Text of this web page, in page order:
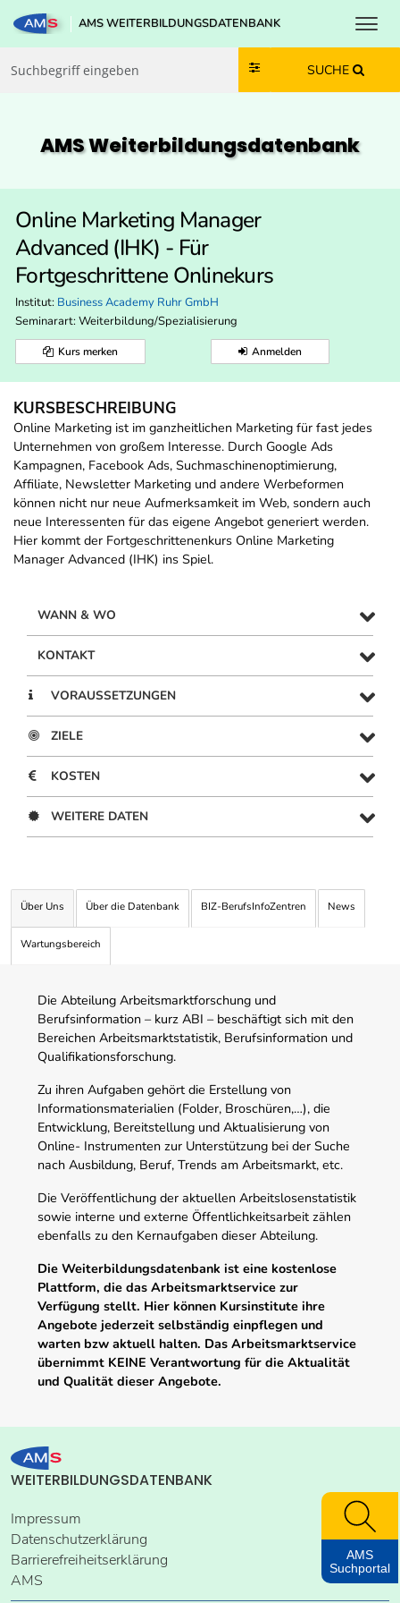
Zum Inhalt springen
Zum Navmenü springen
Zur Suche springen
Zur Footer springen
AMS WEITERBILDUNGSDATENBANK
SUCHE
AMS Weiterbildungs­datenbank
Online Marketing Manager
Advanced (IHK) - Für
Fortgeschrittene Onlinekurs
Institut: Business Academy Ruhr GmbH
Seminarart: Weiterbildung/Spezialisierung
Kurs merken Anmelden
KURSBESCHREIBUNG
Online Marketing ist im ganzheitlichen Marketing für fast jedes
Unternehmen von großem Interesse. Durch Google Ads
Kampagnen, Facebook Ads, Suchmaschinenoptimierung,
Affiliate, Newsletter Marketing und andere Werbeformen
können nicht nur neue Aufmerksamkeit im Web, sondern auch
neue Interessenten für das eigene Angebot generiert werden.
Hier kommt der Fortgeschrittenenkurs Online Marketing
Manager Advanced (IHK) ins Spiel.
WANN & WO
KONTAKT
VORAUSSETZUNGEN
ZIELE
KOSTEN
WEITERE DATEN
Über Uns Über die Datenbank BIZ-BerufsInfoZentren News
Wartungsbereich
Die Abteilung Arbeitsmarktforschung und
Berufsinformation – kurz ABI – beschäftigt sich mit den
Bereichen Arbeitsmarktstatistik, Berufsinformation und
Qualifikationsforschung.
Zu ihren Aufgaben gehört die Erstellung von
Informationsmaterialien (Folder, Broschüren,…), die
Entwicklung, Bereitstellung und Aktualisierung von
Online- Instrumenten zur Unterstützung bei der Suche
nach Ausbildung, Beruf, Trends am Arbeitsmarkt, etc.
Die Veröffentlichung der aktuellen Arbeitslosenstatistik
sowie interne und externe Öffentlichkeitsarbeit zählen
ebenfalls zu den Kernaufgaben dieser Abteilung.
Die Weiterbildungsdatenbank ist eine kostenlose
Plattform, die das Arbeitsmarktservice zur
Verfügung stellt. Hier können Kursinstitute ihre
Angebote jederzeit selbständig einpflegen und
warten bzw aktuell halten. Das Arbeitsmarktservice
übernimmt KEINE Verantwortung für die Aktualität
und Qualität dieser Angebote.
WEITERBILDUNGSDATENBANK
Impressum
Datenschutzerklärung
Barrierefreiheitserklärung
AMS
AMS
Suchportal